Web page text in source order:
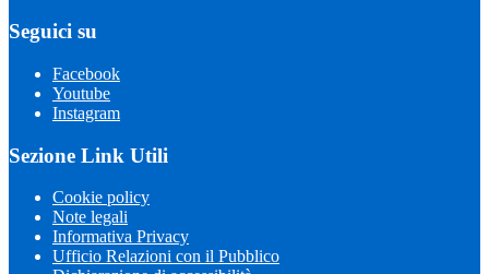
Seguici su
Facebook
Youtube
Instagram
Sezione Link Utili
Cookie policy
Note legali
Informativa Privacy
Ufficio Relazioni con il Pubblico